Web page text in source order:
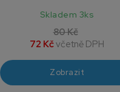
Skladem 3ks
80 Kč
72 Kčvčetně DPH
Zobrazit